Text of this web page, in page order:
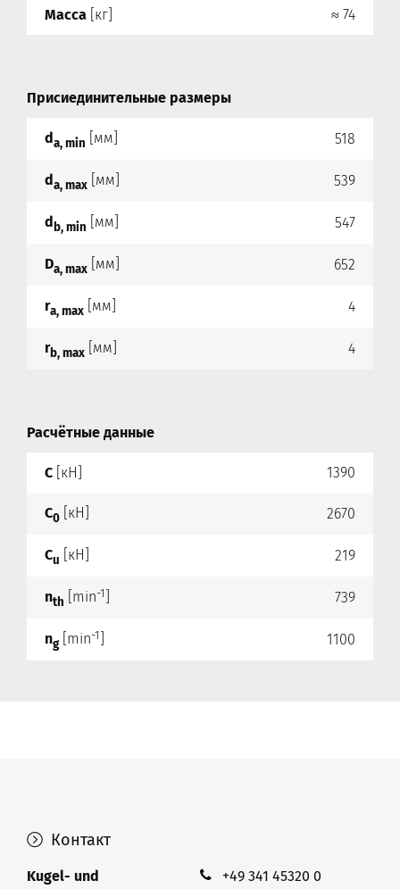
Масса [кг] ≈ 74
Присиединительные размеры
da, min [мм] 518
da, max [мм] 539
db, min [мм] 547
Da, max [мм] 652
ra, max [мм] 4
rb, max [мм] 4
Расчётные данные
C [кН] 1390
C0 [кН] 2670
Cu [кН] 219
nth [min-1 739
ng[min-1 1100
Контакт
Kugel- und
+49 341 45320 0